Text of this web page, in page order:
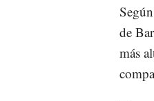
de
más